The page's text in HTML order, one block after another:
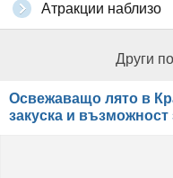
Атракции наблизо
Други
Освежаващо лято в
закуска и